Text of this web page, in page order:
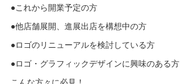
●これから開業予定の方
●他店舗展開、進展出店を構想中の方
●ロゴのリニューアルを検討している方
●ロゴ・グラフィックデザインに興味のある方